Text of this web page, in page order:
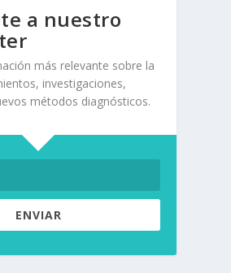
a nuestro
más relevante sobre la
investigaciones,
métodos diagnósticos.
ENVIAR